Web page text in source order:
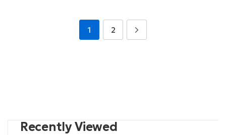
1 2
Recently Viewed